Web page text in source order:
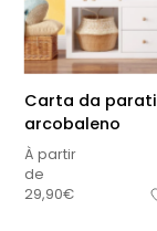
Carta da parati
arcobaleno
À partir
de
29,90€